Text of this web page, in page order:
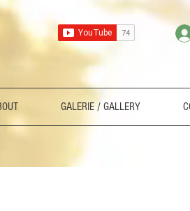
GALERIE / GALLERY